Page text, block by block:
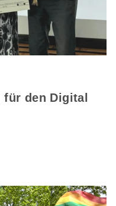
für den Digital